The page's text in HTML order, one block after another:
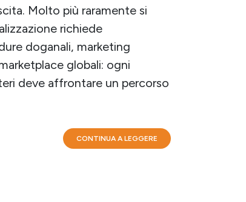
Molto più raramente si
richiede
doganali, marketing
globali: ogni
deve affrontare un percorso
CONTINUA A LEGGERE